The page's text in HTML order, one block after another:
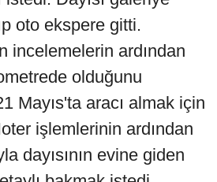
oto ekspere gitti.
incelemelerin ardından
olduğunu
Mayıs'ta aracı almak için
işlemlerinin ardından
dayısının evine giden